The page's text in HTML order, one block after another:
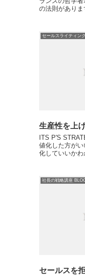
の法則があり
全体に対して小
セールスライティン
生産性を上
ITS P'S
値化した方が
化していいか
言...
社長の戦略講座
セールスを